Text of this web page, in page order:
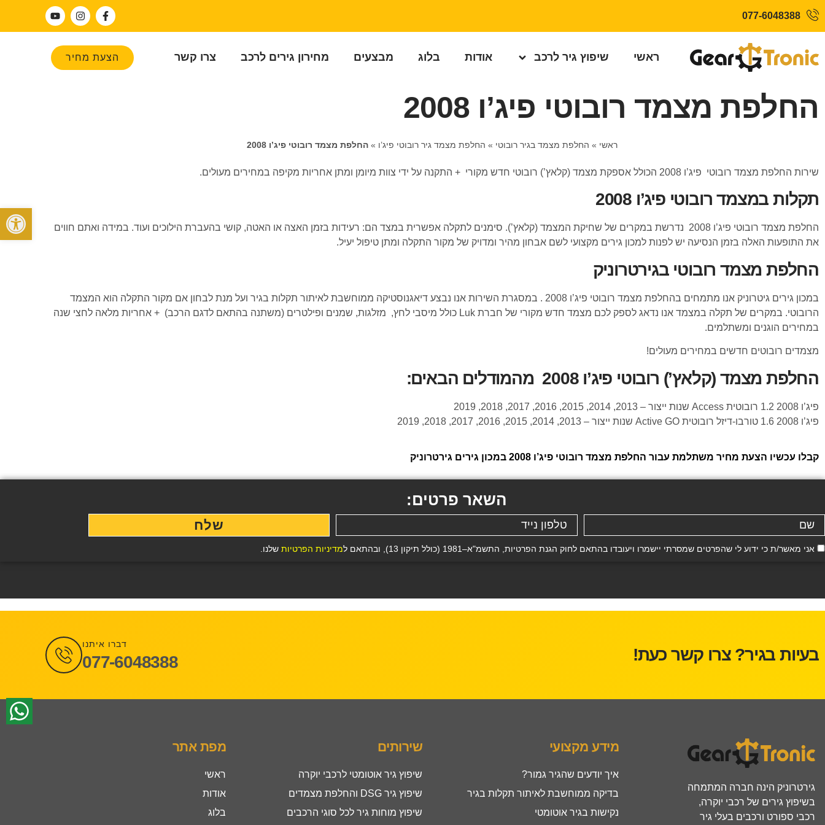
פתח
077-6048388
ראשי שיפוץ גיר לרכב אודות בלוג מבצעים מחירון גירים לרכב צרו קשר הצעת מחיר
החלפת מצמד רובוטי פיג’ו 2008
ראשי » החלפת מצמד בגיר רובוטי » החלפת מצמד גיר רובוטי פיג’ו » החלפת מצמד רובוטי פיג’ו 2008
שירות החלפת מצמד רובוטי פיג’ו 2008 הכולל אספקת מצמד (קלאץ’) רובוטי חדש מקורי + התקנה על ידי צוות מיומן ומתן אחריות מקיפה במחירים מעולים.
תקלות במצמד רובוטי פיג’ו 2008
החלפת מצמד רובוטי פיג’ו 2008 נדרשת במקרים של שחיקת המצמד (קלאץ’). סימנים לתקלה אפשרית במצד הם: רעידות בזמן האצה או האטה, קושי בהעברת הילוכים ועוד. במידה ואתם חווים
את התופעות האלה בזמן הנסיעה יש לפנות למכון גירים מקצועי לשם אבחון מהיר ומדויק של מקור התקלה ומתן טיפול יעיל.
החלפת מצמד רובוטי בגירטרוניק
במכון גירים גיטרוניק אנו מתמחים בהחלפת מצמד רובוטי פיג’ו 2008 . במסגרת השירות אנו נבצע דיאגנוסטיקה ממוחשבת לאיתור תקלות בגיר ועל מנת לבחון אם מקור התקלה הוא המצמד
הרובוטי. במקרים של תקלה במצמד אנו נדאג לספק לכם מצמד חדש מקורי של חברת Luk כולל מיסבי לחץ, מזלגות, שמנים ופילטרים (משתנה בהתאם לדגם הרכב) + אחריות מלאה לחצי שנה
במחירים הוגנים ומשתלמים.
מצמדים רובוטים חדשים במחירים מעולים!
החלפת מצמד (קלאץ’) רובוטי פיג’ו 2008 מהמודלים הבאים:
פיג’ו 2008 1.2 רובוטית Access שנות ייצור – 2013, 2014, 2015, 2016, 2017, 2018, 2019
פיג’ו 2008 1.6 טורבו-דיזל רובוטית Active GO שנות ייצור – 2013, 2014, 2015, 2016, 2017, 2018, 2019
קבלו עכשיו הצעת מחיר משתלמת עבור החלפת מצמד רובוטי פיג’ו 2008 במכון גירים גירטרוניק
השאר פרטים:
אני מאשר/ת כי ידוע לי שהפרטים שמסרתי יישמרו ויעובדו בהתאם לחוק הגנת הפרטיות, התשמ"א–1981 (כולל תיקון 13), ובהתאם ל מדיניות הפרטיות שלנו.
שלח
בעיות בגיר? צרו קשר כעת!
דברו איתנו
077-6048388
גירטרוניק הינה חברה המתמחה
בשיפוץ גירים של רכבי יוקרה,
רכבי ספורט ורכבים בעלי גיר
מידע מקצועי
איך יודעים שהגיר גמור?
בדיקה ממוחשבת לאיתור תקלות בגיר
נקישות בגיר אוטומטי
שירותים
שיפוץ גיר אוטומטי לרכבי יוקרה
שיפוץ גיר DSG והחלפת מצמדים
שיפוץ מוחות גיר לכל סוגי הרכבים
מפת אתר
ראשי
אודות
בלוג